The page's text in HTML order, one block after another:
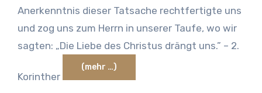
Anerkenntnis dieser Tatsache rechtfertigte uns
und zog uns zum Herrn in unserer Taufe, wo wir
sagten: „Die Liebe des Christus drängt uns.” – 2.
Korinther
(mehr …)